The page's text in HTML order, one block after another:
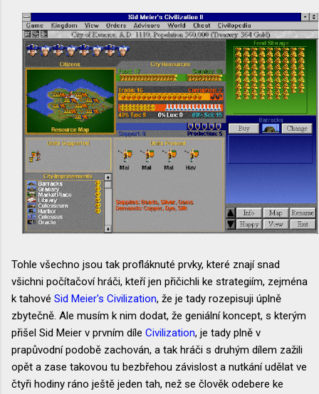
Tohle všechno jsou tak profláknuté prvky, které znají snad
všichni počítačoví hráči, kteří jen přičichli ke strategiím, zejména
k tahové Sid Meier's Civilization, že je tady rozepisuji úplně
zbytečně. Ale musím k nim dodat, že geniální koncept, s kterým
přišel Sid Meier v prvním díle Civilization, je tady plně v
prapůvodní podobě zachován, a tak hráči s druhým dílem zažili
opět a zase takovou tu bezbřehou závislost a nutkání udělat ve
čtyři hodiny ráno ještě jeden tah, než se člověk odebere ke